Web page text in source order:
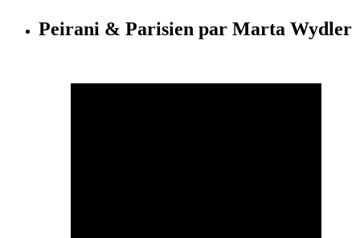
Peirani & Parisien par Marta Wydler